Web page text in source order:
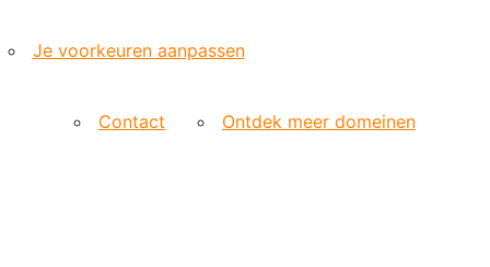
Je voorkeuren aanpassen
Contact Ontdek meer domeinen